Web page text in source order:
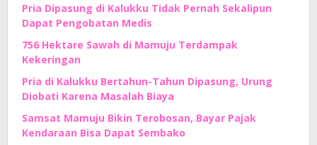
Pria Dipasung di Kalukku Tidak Pernah Sekalipun
Dapat Pengobatan Medis
756 Hektare Sawah di Mamuju Terdampak
Kekeringan
Pria di Kalukku Bertahun-Tahun Dipasung, Urung
Diobati Karena Masalah Biaya
Samsat Mamuju Bikin Terobosan, Bayar Pajak
Kendaraan Bisa Dapat Sembako